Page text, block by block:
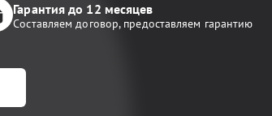
Гарантия до 12 месяцев
Составляем договор, предоставляем гарантию